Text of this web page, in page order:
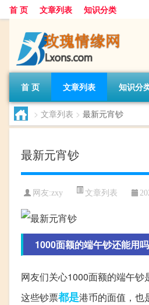
首 页 文章列表 知识分类
首 页 文章列表 知识分
> 文章列表 > 最新元宵钞
最新元宵钞
网友:zxy 文章列表
1000面额的端午钞还能用
网友们关心1000面额的端午钞
这些钞票都是港币的面值，也